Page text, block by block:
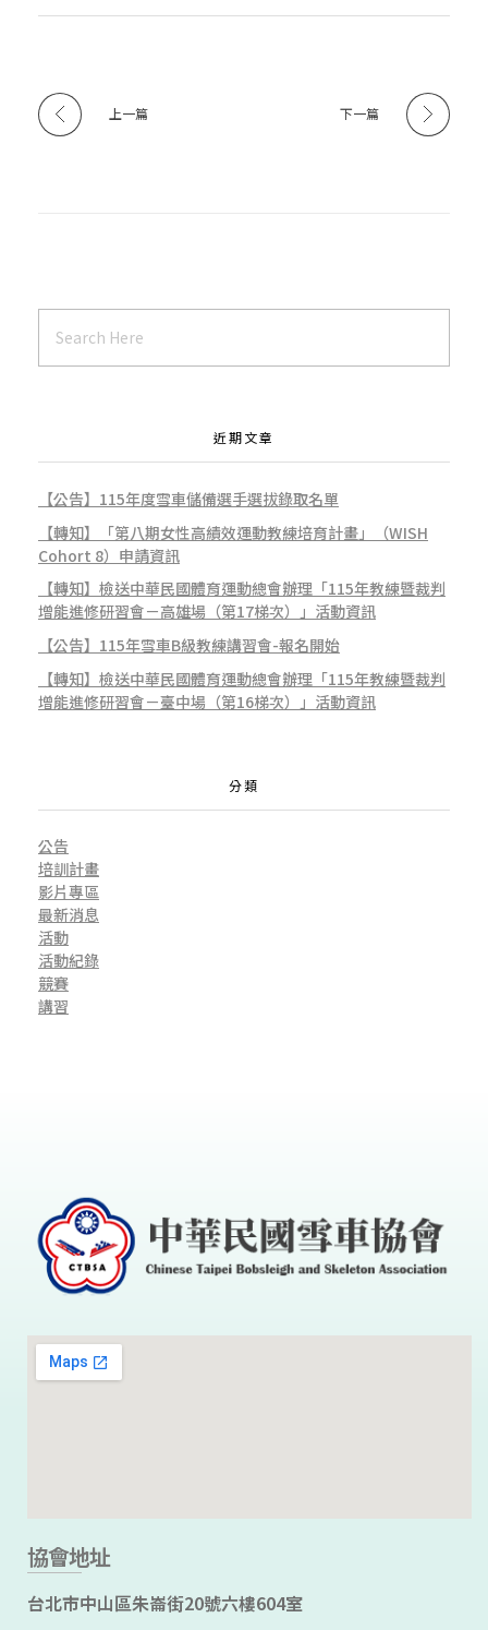
動
總
於
1
3
年
1
1
0
日
臺
上一篇 下一篇
近期文章
【公告】115年度雪車儲備選手選拔錄取名單
【轉知】「第八期女性高績效運動教練培育計畫」（WISH
Cohort 8）申請資訊
【轉知】檢送中華民國體育運動總會辦理「115年教練暨裁判
增能進修研習會－高雄場（第17梯次）」活動資訊
【公告】115年雪車B級教練講習會-報名開始
【轉知】檢送中華民國體育運動總會辦理「115年教練暨裁判
增能進修研習會－臺中場（第16梯次）」活動資訊
分類
公告
培訓計畫
影片專區
最新消息
活動
活動紀錄
競賽
講習
協會地址
台北市中山區朱崙街20號六樓604室